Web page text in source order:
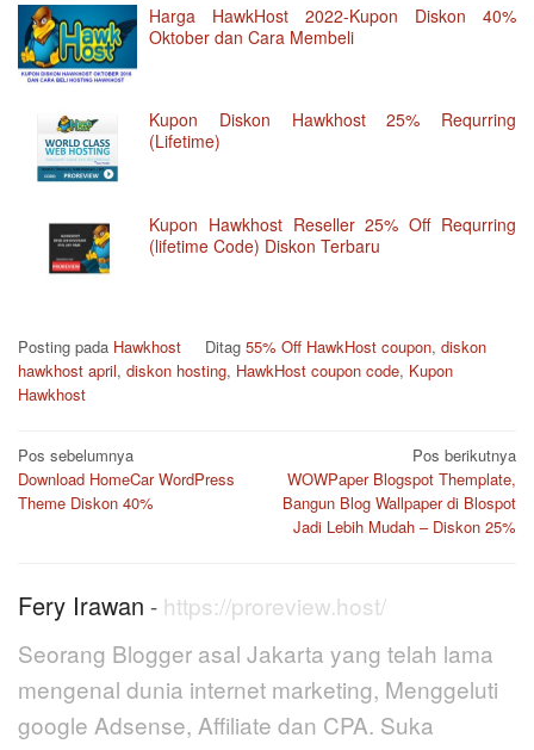
Harga HawkHost 2022-Kupon Diskon 40%
Oktober dan Cara Membeli
Kupon Diskon Hawkhost 25% Requrring
(Lifetime)
Kupon Hawkhost Reseller 25% Off Requrring
(lifetime Code) Diskon Terbaru
Posting pada Hawkhost Ditag 55% Off HawkHost coupon, diskon
hawkhost april, diskon hosting, HawkHost coupon code, Kupon
Hawkhost
Navigasi
pos
Pos sebelumnya
Download HomeCar WordPress
Theme Diskon 40%
Pos berikutnya
WOWPaper Blogspot Themplate,
Bangun Blog Wallpaper di Blospot
Jadi Lebih Mudah – Diskon 25%
Fery Irawan - https://proreview.host/
Seorang Blogger asal Jakarta yang telah lama
mengenal dunia internet marketing, Menggeluti
google Adsense, Affiliate dan CPA. Suka